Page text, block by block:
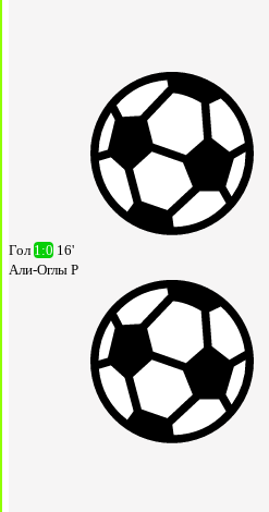
Гол 1:0 16'
Али-Оглы Р